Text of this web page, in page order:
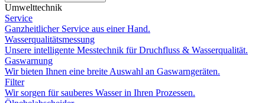
Umwelttechnik
Service
Ganzheitlicher Service aus einer Hand.
Wasserqualitätsmessung
Unsere intelligente Messtechnik für Druchfluss & Wasserqualität.
Gaswarnung
Wir bieten Ihnen eine breite Auswahl an Gaswarngeräten.
Filter
Wir sorgen für sauberes Wasser in Ihren Prozessen.